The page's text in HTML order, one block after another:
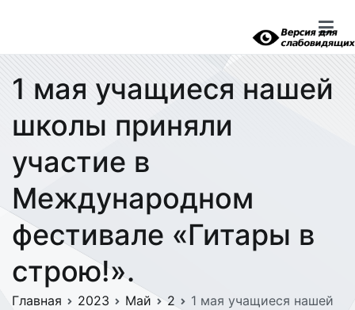
1 мая учащиеся нашей
школы приняли
участие в
Международном
фестивале «Гитары в
строю!».
Главная 2023 Май 2
1 мая учащиеся нашей